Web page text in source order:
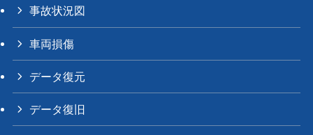
事故状況図
車両損傷
データ復元
データ復旧